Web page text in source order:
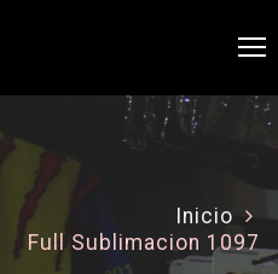
Inicio
Full Sublimacion 1097